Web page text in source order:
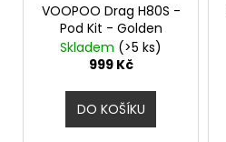
VOOPOO Drag H80S -
Pod Kit - Golden
Skladem (>5 ks)
999 Kč
DO KOŠÍKU